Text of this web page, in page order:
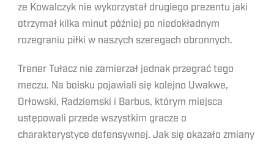
ze Kowalczyk nie wykorzystał drugiego prezentu jaki
otrzymał kilka minut później po niedokładnym
rozegraniu piłki w naszych szeregach obronnych.
Trener Tułacz nie zamierzał jednak przegrać tego
meczu. Na boisku pojawiali się kolejno Uwakwe,
Orłowski, Radziemski i Barbus, którym miejsca
ustępowali przede wszystkim gracze o
charakterystyce defensywnej. Jak się okazało zmiany